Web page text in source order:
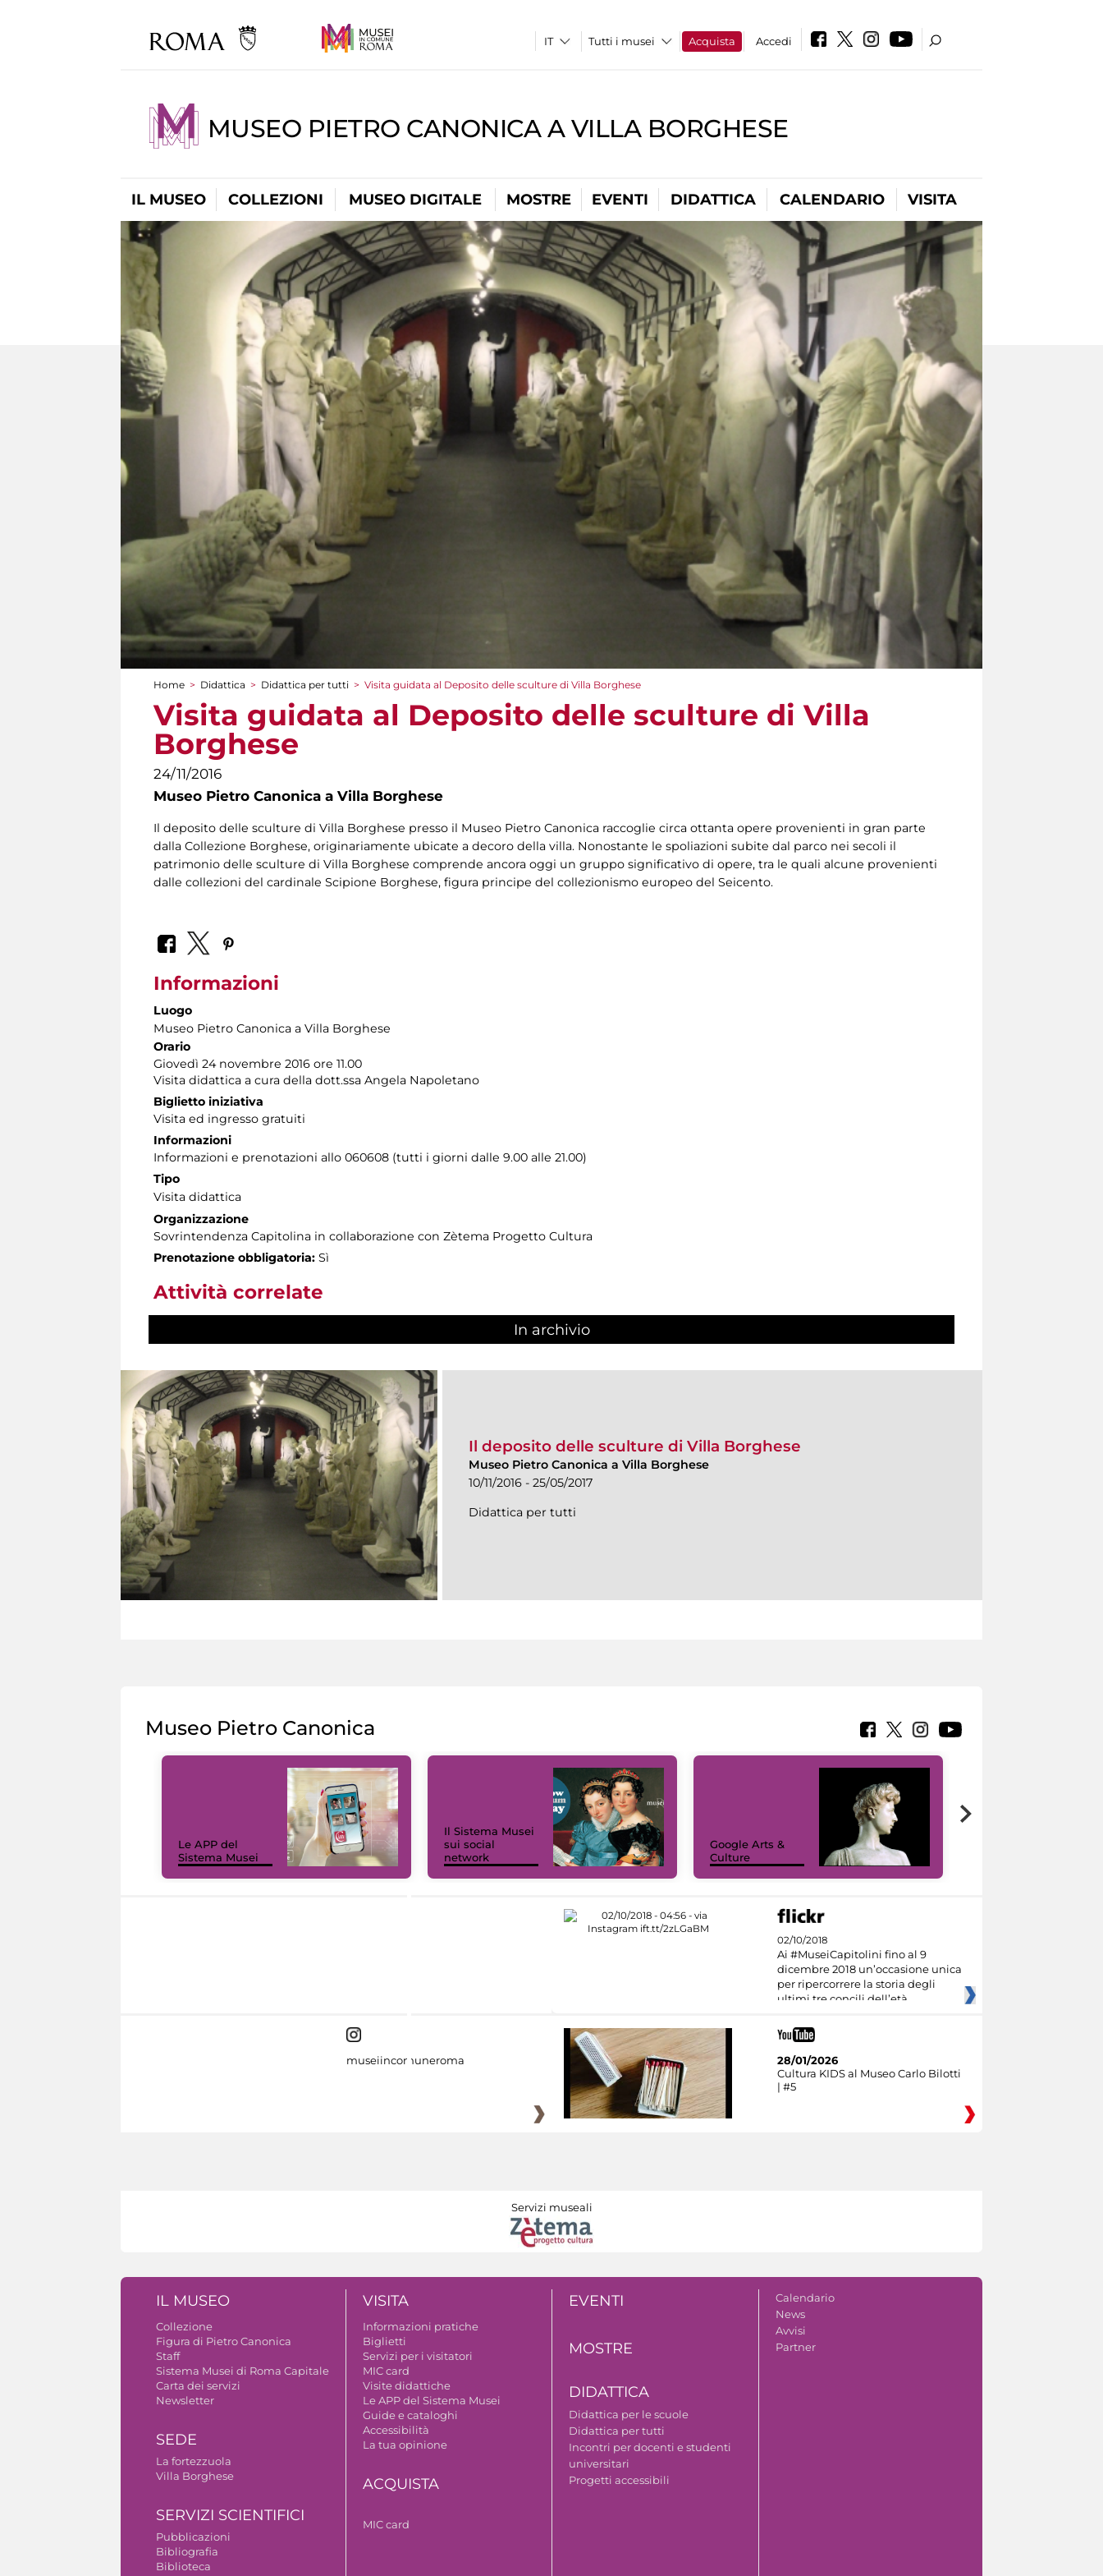
Tutti i musei Acquista Accedi
MUSEO PIETRO CANONICA A VILLA BORGHESE
IL MUSEO COLLEZIONI MUSEO DIGITALE MOSTRE EVENTI DIDATTICA CALENDARIO VISITA
Tu sei qui
Home > Didattica > Didattica per tutti > Visita guidata al Deposito delle sculture di Villa Borghese
Visita guidata al Deposito delle sculture di Villa
Borghese
24/11/2016
Museo Pietro Canonica a Villa Borghese
Il deposito delle sculture di Villa Borghese presso il Museo Pietro Canonica raccoglie circa ottanta opere provenienti in gran parte
dalla Collezione Borghese, originariamente ubicate a decoro della villa. Nonostante le spoliazioni subite dal parco nei secoli il
patrimonio delle sculture di Villa Borghese comprende ancora oggi un gruppo significativo di opere, tra le quali alcune provenienti
dalle collezioni del cardinale Scipione Borghese, figura principe del collezionismo europeo del Seicento.
Informazioni
Luogo
Museo Pietro Canonica a Villa Borghese
Orario
Giovedì 24 novembre 2016 ore 11.00
Visita didattica a cura della dott.ssa Angela Napoletano
Biglietto iniziativa
Visita ed ingresso gratuiti
Informazioni
Informazioni e prenotazioni allo 060608 (tutti i giorni dalle 9.00 alle 21.00)
Tipo
Visita didattica
Organizzazione
Sovrintendenza Capitolina in collaborazione con Zètema Progetto Cultura
Prenotazione obbligatoria: Sì
Attività correlate
In archivio
Il deposito delle sculture di Villa Borghese
Museo Pietro Canonica a Villa Borghese
10/11/2016 - 25/05/2017
Didattica per tutti
Museo Pietro Canonica
Le APP del
Sistema Musei
Il Sistema Musei
sui social
network
Google Arts &
Culture
02/10/2018
Ai #MuseiCapitolini fino al 9
dicembre 2018 un’occasione unica
per ripercorrere la storia degli
ultimi tre concili dell’età
museiincomuneroma
28/01/2026
Cultura KIDS al Museo Carlo Bilotti
| #5
Servizi museali
IL MUSEO
Collezione
Figura di Pietro Canonica
Staff
Sistema Musei di Roma Capitale
Carta dei servizi
Newsletter
SEDE
La fortezzuola
Villa Borghese
SERVIZI SCIENTIFICI
Pubblicazioni
Bibliografia
Biblioteca
VISITA
Informazioni pratiche
Biglietti
Servizi per i visitatori
MIC card
Visite didattiche
Le APP del Sistema Musei
Guide e cataloghi
Accessibilità
La tua opinione
ACQUISTA
MIC card
EVENTI
MOSTRE
DIDATTICA
Didattica per le scuole
Didattica per tutti
Incontri per docenti e studenti
universitari
Progetti accessibili
Calendario
News
Avvisi
Partner